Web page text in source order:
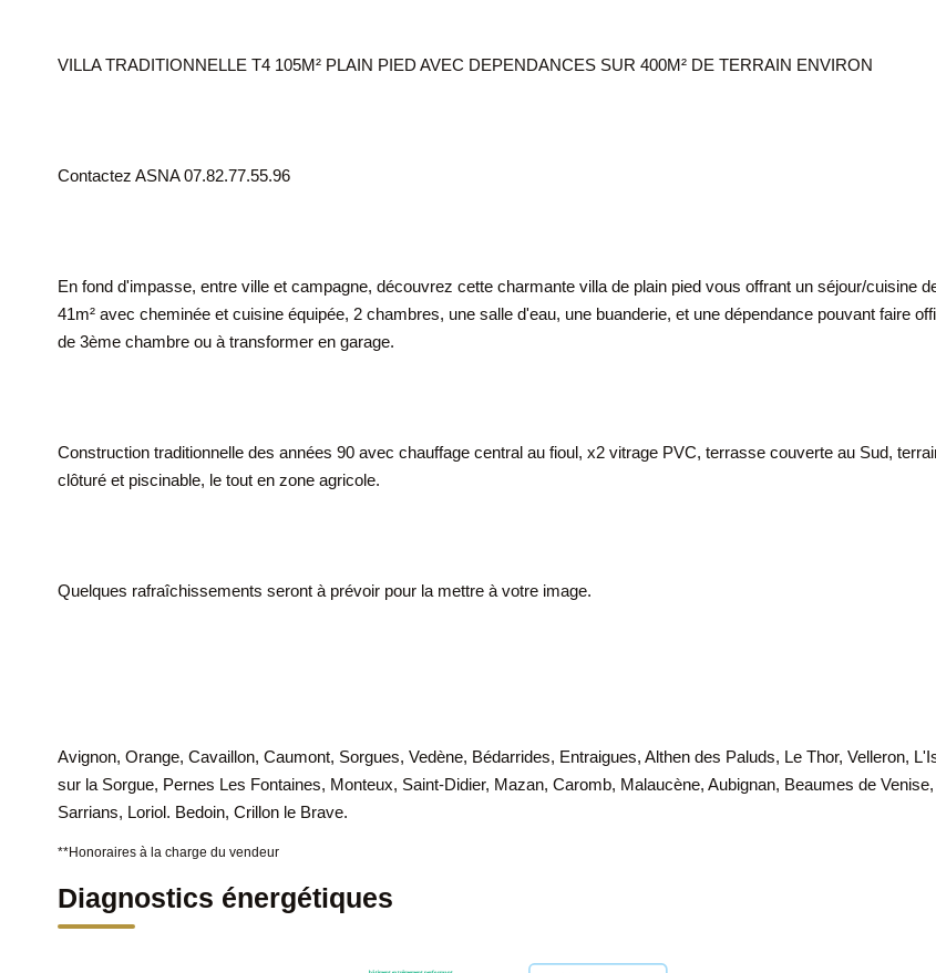
VILLA TRADITIONNELLE T4 105M² PLAIN PIED AVEC DEPENDANCES SUR 400M² DE TERRAIN ENVIRON
Contactez ASNA 07.82.77.55.96
En fond d'impasse, entre ville et campagne, découvrez cette charmante villa de plain pied vous offrant un séjour/cuisine
41m² avec cheminée et cuisine équipée, 2 chambres, une salle d'eau, une buanderie, et une dépendance pouvant faire
de 3ème chambre ou à transformer en garage.
Construction traditionnelle des années 90 avec chauffage central au fioul, x2 vitrage PVC, terrasse couverte au Sud,
clôturé et piscinable, le tout en zone agricole.
Quelques rafraîchissements seront à prévoir pour la mettre à votre image.
Avignon, Orange, Cavaillon, Caumont, Sorgues, Vedène, Bédarrides, Entraigues, Althen des Paluds, Le Thor, Velleron,
sur la Sorgue, Pernes Les Fontaines, Monteux, Saint-Didier, Mazan, Caromb, Malaucène, Aubignan, Beaumes de Venise,
Sarrians, Loriol. Bedoin, Crillon le Brave.
**Honoraires à la charge du vendeur
Diagnostics énergétiques